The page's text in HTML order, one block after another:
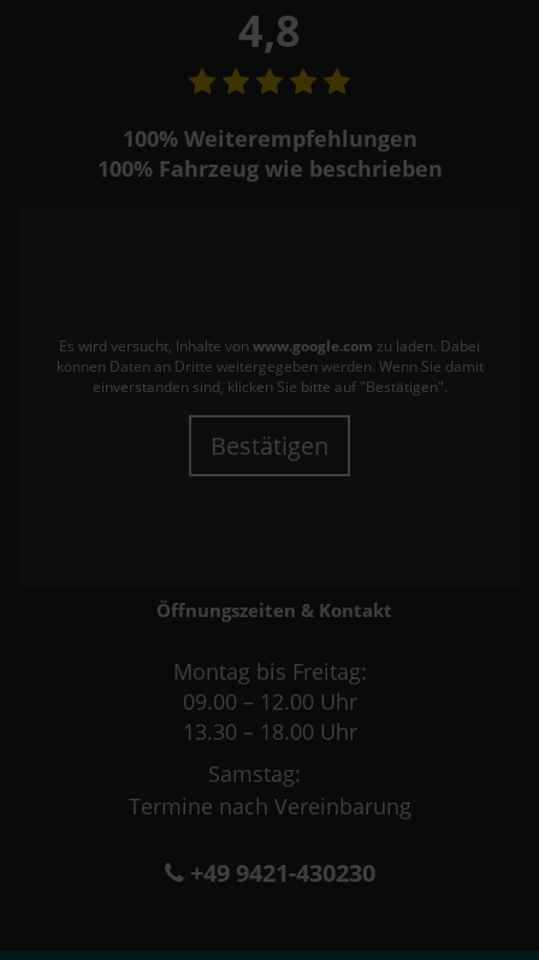
4,8
100%Weiterempfehlungen
100%Fahrzeug wie beschrieben
Es wird versucht, Inhalte von www.google.com zu laden. Dabei
können Daten an Dritte weitergegeben werden. Wenn Sie damit
einverstanden sind, klicken Sie bitte auf "Bestätigen".
Bestätigen
Öffnungszeiten & Kontakt
Montag bis Freitag:
09.00 – 12.00 Uhr
13.30 – 18.00 Uhr
Samstag:
Termine nach Vereinbarung
+49 9421-430230